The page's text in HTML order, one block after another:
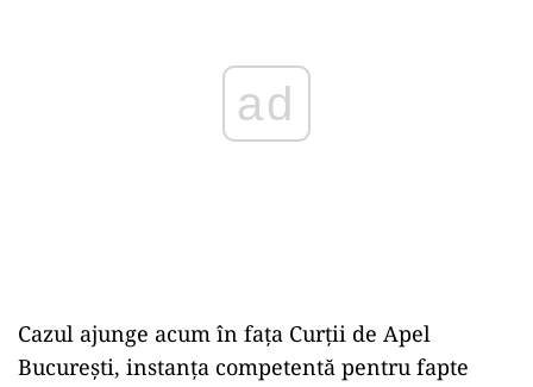
ad
Cazul ajunge acum în fața Curții de Apel
București, instanța competentă pentru fapte